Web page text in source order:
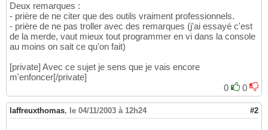
Deux remarques :
- prière de ne citer que des outils vraiment professionnels.
- prière de ne pas troller avec des remarques (j'ai essayé c'est
de la merde, vaut mieux tout programmer en vi dans la console
au moins on sait ce qu'on fait)
[private] Avec ce sujet je sens que je vais encore
m'enfoncer[/private]
0
0
laffreuxthomas, le 04/11/2003 à 12h24 #2